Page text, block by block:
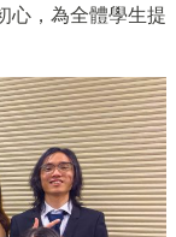
， 為全體學生提